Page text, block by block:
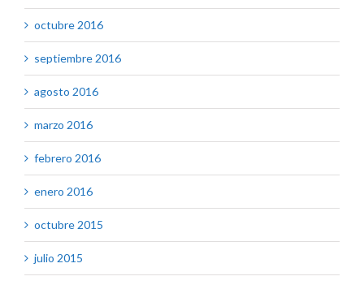
octubre 2016
septiembre 2016
agosto 2016
marzo 2016
febrero 2016
enero 2016
octubre 2015
julio 2015